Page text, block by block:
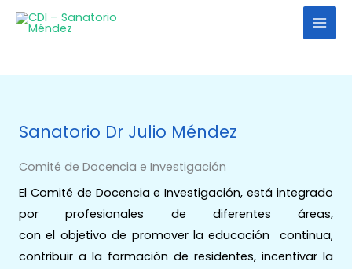
Sanatorio Dr Julio Méndez
Comité de Docencia e Investigación
El Comité de Docencia e Investigación, está integrado
por profesionales de diferentes áreas,
con el objetivo de promover la educación continua,
contribuir a la formación de residentes, incentivar la